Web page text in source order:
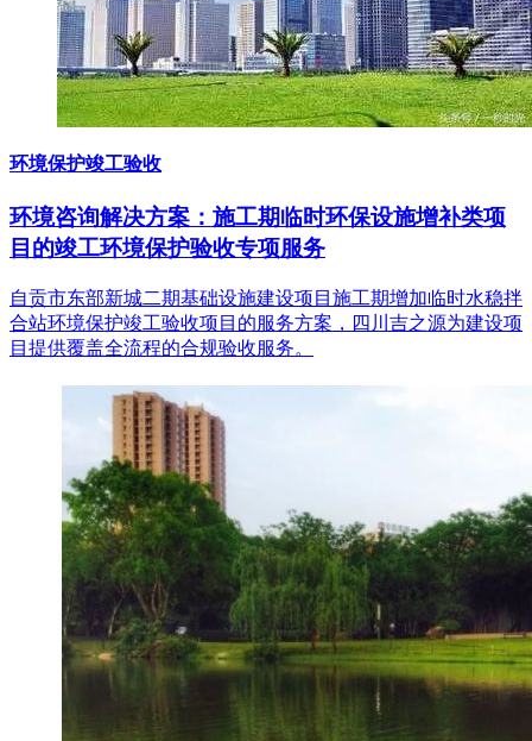
环境保护竣工验收
环境咨询解决方案：施工期临时环保设施增补类项
目的竣工环境保护验收专项服务
自贡市东部新城二期基础设施建设项目施工期增加临时水稳拌
合站环境保护竣工验收项目的服务方案，四川吉之源为建设项
目提供覆盖全流程的合规验收服务。